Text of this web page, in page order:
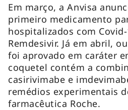
Em março, a Anvisa
primeiro medicamento
hospitalizados com
Remdesivir. Já em abril,
foi aprovado em caráter
coquetel contém a
casirivimabe e
remédios experimentais
farmacêutica Roche.